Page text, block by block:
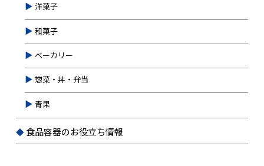
洋菓子
和菓子
ベーカリー
惣菜・丼・弁当
青果
食品容器のお役立ち情報